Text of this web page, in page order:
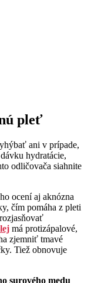
pleť
ani v prípade,
hydratácie,
odličovača siahnite
ocení aj aknózna
čím pomáha z pleti
má protizápalové,
zjemniť tmavé
Tiež obnovuje
surového medu